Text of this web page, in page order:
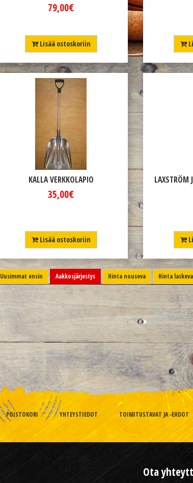
79,00€
Lisää ostoskoriin
KALLA VERKKOLAPIO
35,00€
Lisää ostoskoriin
LAXSTRÖM
Uusimmat ensin Aakkosjärjestys Hinta nouseva Hinta laskeva
POISTOKORI YHTEYSTIEDOT TOIMITUSTAVAT JA -EHDOT
Ota